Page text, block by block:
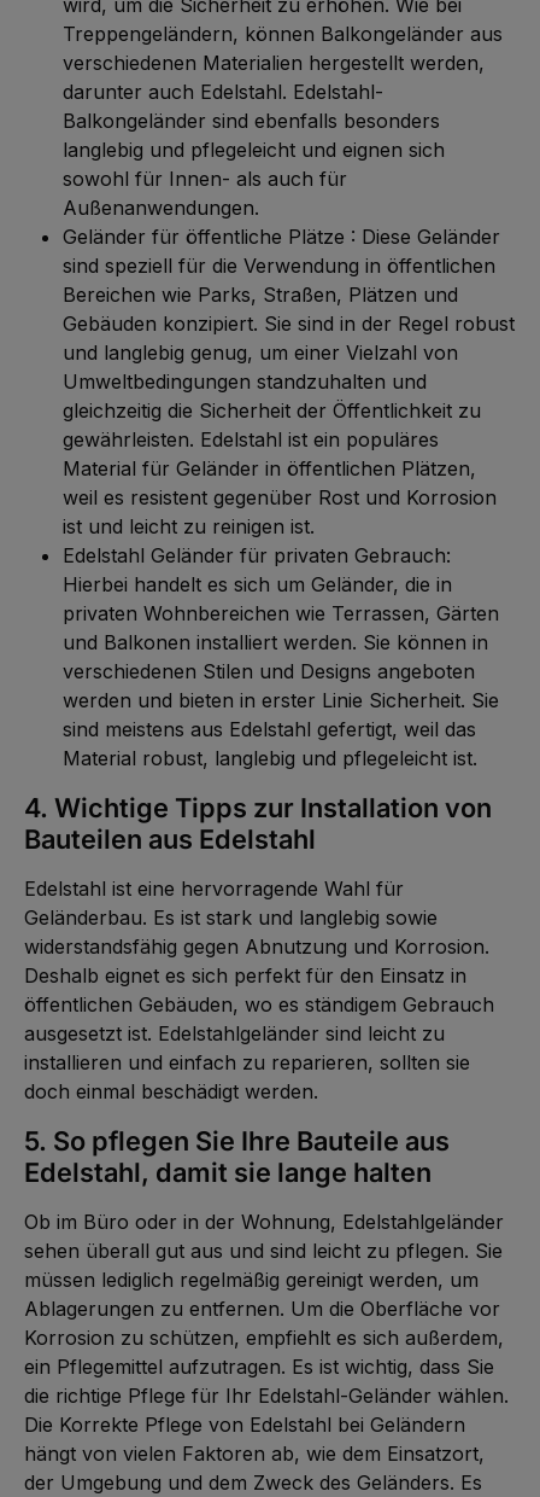
Treppengeländern, können Balkongeländer aus
verschiedenen Materialien hergestellt werden,
darunter auch Edelstahl. Edelstahl-
Balkongeländer sind ebenfalls besonders
langlebig und pflegeleicht und eignen sich
sowohl für Innen- als auch für
Außenanwendungen.
Geländer für öffentliche Plätze : Diese Geländer
sind speziell für die Verwendung in öffentlichen
Bereichen wie Parks, Straßen, Plätzen und
Gebäuden konzipiert. Sie sind in der Regel robust
und langlebig genug, um einer Vielzahl von
Umweltbedingungen standzuhalten und
gleichzeitig die Sicherheit der Öffentlichkeit zu
gewährleisten. Edelstahl ist ein populäres
Material für Geländer in öffentlichen Plätzen,
weil es resistent gegenüber Rost und Korrosion
ist und leicht zu reinigen ist.
Edelstahl Geländer für privaten Gebrauch:
Hierbei handelt es sich um Geländer, die in
privaten Wohnbereichen wie Terrassen, Gärten
und Balkonen installiert werden. Sie können in
verschiedenen Stilen und Designs angeboten
werden und bieten in erster Linie Sicherheit. Sie
sind meistens aus Edelstahl gefertigt, weil das
Material robust, langlebig und pflegeleicht ist.
4. Wichtige Tipps zur Installation von
Bauteilen aus Edelstahl
Edelstahl ist eine hervorragende Wahl für
Geländerbau. Es ist stark und langlebig sowie
widerstandsfähig gegen Abnutzung und Korrosion.
Deshalb eignet es sich perfekt für den Einsatz in
öffentlichen Gebäuden, wo es ständigem Gebrauch
ausgesetzt ist. Edelstahlgeländer sind leicht zu
installieren und einfach zu reparieren, sollten sie
doch einmal beschädigt werden.
5. So pflegen Sie Ihre Bauteile aus
Edelstahl, damit sie lange halten
Ob im Büro oder in der Wohnung, Edelstahlgeländer
sehen überall gut aus und sind leicht zu pflegen. Sie
müssen lediglich regelmäßig gereinigt werden, um
Ablagerungen zu entfernen. Um die Oberfläche vor
Korrosion zu schützen, empfiehlt es sich außerdem,
ein Pflegemittel aufzutragen. Es ist wichtig, dass Sie
die richtige Pflege für Ihr Edelstahl-Geländer wählen.
Die Korrekte Pflege von Edelstahl bei Geländern
hängt von vielen Faktoren ab, wie dem Einsatzort,
der Umgebung und dem Zweck des Geländers. Es